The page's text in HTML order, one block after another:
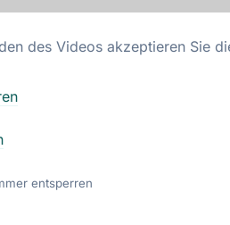
des Videos akzeptieren Sie
entsperren